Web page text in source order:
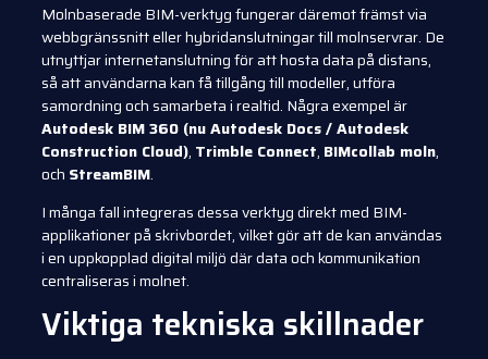
Molnbaserade BIM-verktyg fungerar däremot främst via
webbgränssnitt eller hybridanslutningar till molnservrar. De
utnyttjar internetanslutning för att hosta data på distans,
så att användarna kan få tillgång till modeller, utföra
samordning och samarbeta i realtid. Några exempel är
Autodesk BIM 360 (nu Autodesk Docs / Autodesk
Construction Cloud), Trimble Connect, BIMcollab moln,
och StreamBIM.
I många fall integreras dessa verktyg direkt med BIM-
applikationer på skrivbordet, vilket gör att de kan användas
i en uppkopplad digital miljö där data och kommunikation
centraliseras i molnet.
Viktiga tekniska skillnader